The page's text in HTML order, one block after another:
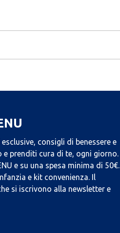
consigli di benessere e
prenditi cura di te, ogni giorno.
e su una spesa minima di 50€.
e kit convenienza. Il
si iscrivono alla newsletter e